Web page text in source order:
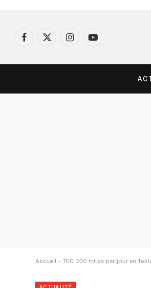
Facebook
X
InstagramYouTube
Accueil » 700 000 miles par jour en